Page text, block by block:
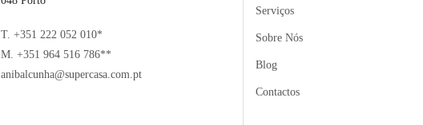
T. +351 222 052 010*
M. +351 964 516 786**
anibalcunha@supercasa.com.pt
Serviços
Sobre Nós
Blog
Contactos